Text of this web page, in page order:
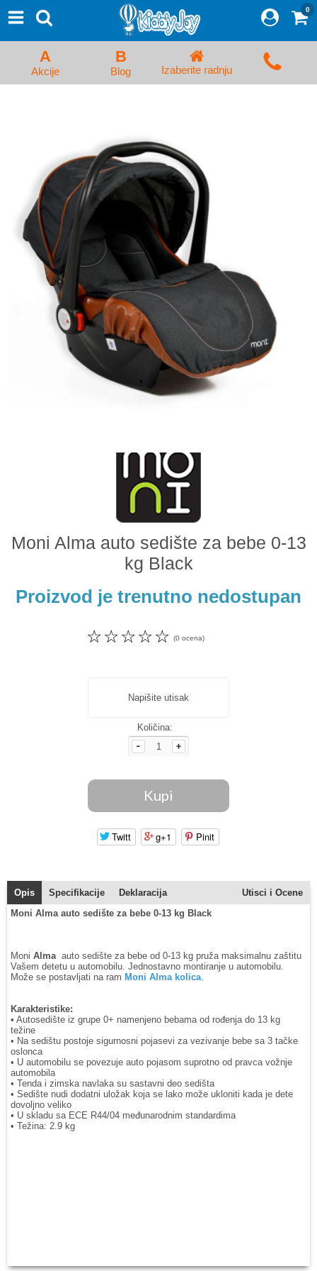
Proizvodi
Početna Prijava/Registracija
Kolica za bebe i dečija kolica
Kreveci, ljuljaške i ležaljke
Kadice, noše i adapteri
Hranilice, flašice i cucle
Monitori, Ogradice i tricikli
Posteljine, vrećice i baldahini
Odeća i obuća
Igračke za bebe i decu
0
A
Akcije
B
Blog Izaberite radnju
Moni Alma auto sedište za bebe 0-13
kg Black
Proizvod je trenutno nedostupan
☆
☆
☆
☆
☆ (0 ocena)
Napišite utisak
Količina:
Twitt g+1 Pinit
Opis Specifikacije Deklaracija
Utisci i Ocene
Moni Alma auto sedište za bebe 0-13 kg Black
Moni Alma auto sedište za bebe od 0-13 kg pruža maksimalnu zaštitu
Vašem detetu u automobilu. Jednostavno montiranje u automobilu.
Može se postavljati na ram Moni Alma kolica.
Karakteristike:
• Autosedište iz grupe 0+ namenjeno bebama od rođenja do 13 kg
težine
• Na sedištu postoje sigurnosni pojasevi za vezivanje bebe sa 3 tačke
oslonca
• U automobilu se povezuje auto pojasom suprotno od pravca vožnje
automobila
• Tenda i zimska navlaka su sastavni deo sedišta
• Sedište nudi dodatni uložak koja se lako može ukloniti kada je dete
dovoljno veliko
• U skladu sa ECE R44/04 međunarodnim standardima
• Težina: 2.9 kg